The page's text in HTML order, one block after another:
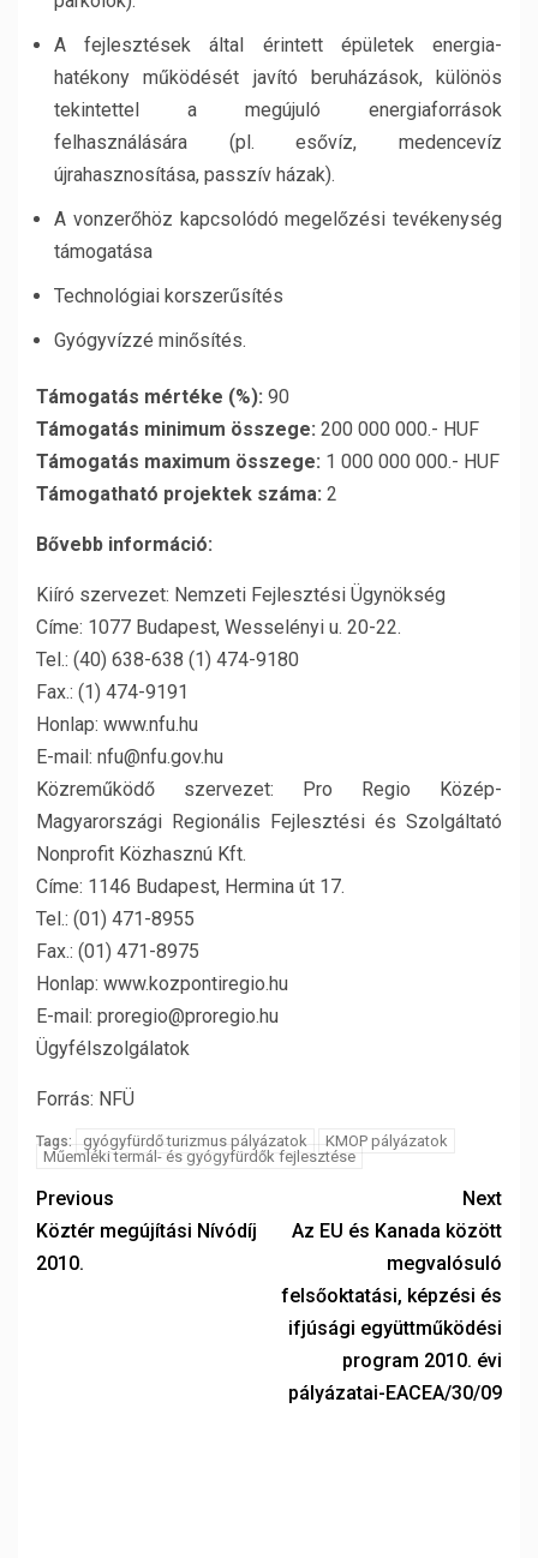
A fejlesztések által érintett épületek energia-
hatékony működését javító beruházások, különös
tekintettel a megújuló energiaforrások
felhasználására (pl. esővíz, medencevíz
újrahasznosítása, passzív házak).
A vonzerőhöz kapcsolódó megelőzési tevékenység
támogatása
Technológiai korszerűsítés
Gyógyvízzé minősítés.
Támogatás mértéke (%): 90
Támogatás minimum összege: 200 000 000.- HUF
Támogatás maximum összege: 1 000 000 000.- HUF
Támogatható projektek száma: 2
Bővebb információ:
Kiíró szervezet: Nemzeti Fejlesztési Ügynökség
Címe: 1077 Budapest, Wesselényi u. 20-22.
Tel.: (40) 638-638 (1) 474-9180
Fax.: (1) 474-9191
Honlap: www.nfu.hu
E-mail: nfu@nfu.gov.hu
Közreműködő szervezet: Pro Regio Közép-
Magyarországi Regionális Fejlesztési és Szolgáltató
Nonprofit Közhasznú Kft.
Címe: 1146 Budapest, Hermina út 17.
Tel.: (01) 471-8955
Fax.: (01) 471-8975
Honlap: www.kozpontiregio.hu
E-mail: proregio@proregio.hu
Ügyfélszolgálatok
Forrás: NFÜ
Tags: gyógyfürdő turizmus pályázatok
KMOP pályázatok
Műemléki termál- és gyógyfürdők fejlesztése
Previous
Köztér megújítási Nívódíj
2010.
Next
Az EU és Kanada között
megvalósuló
felsőoktatási, képzési és
ifjúsági együttműködési
program 2010. évi
pályázatai-EACEA/30/09